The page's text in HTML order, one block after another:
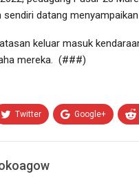
datang
keluar masuk
mereka. (###)
Twitter Google+